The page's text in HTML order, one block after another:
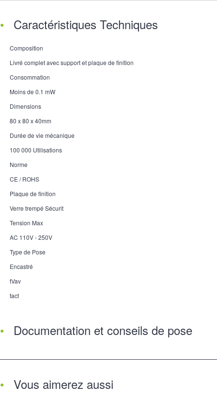
Caractéristiques Techniques
Composition
Livré complet avec support et plaque de finition
Consommation
Moins de 0.1 mW
Dimensions
80 x 80 x 40mm
Durée de vie mécanique
100 000 Utilisations
Norme
CE / ROHS
Plaque de finition
Verre trempé Sécurit
Tension Max
AC 110V - 250V
Type de Pose
Encastré
tVav
tact
Documentation et conseils de pose
Vous aimerez aussi